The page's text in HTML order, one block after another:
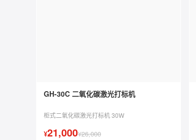
GH-30C 二氧化碳激光打标机
柜式二氧化碳激光打标机 30W
¥21,000¥26,000